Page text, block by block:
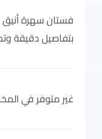
فستان سهرة أنيق
بتفاصيل دقيقة
غير متوفر في